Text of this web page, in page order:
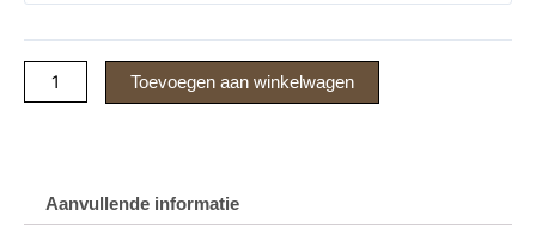
Toevoegen aan winkelwagen
Aanvullende informatie